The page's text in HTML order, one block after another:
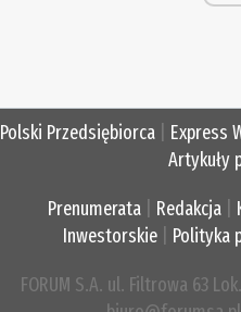
Polski Przedsiębiorca Express
Artykuły
Prenumerata Redakcja
Inwestorskie| Polityka
FORUM S.A. ul. Filtrowa 63